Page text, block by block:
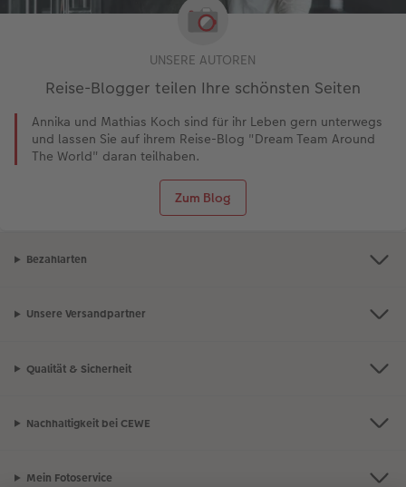
UNSERE AUTOREN
Reise-Blogger teilen Ihre schönsten Seiten
Annika und Mathias Koch sind für ihr Leben gern unterwegs
und lassen Sie auf ihrem Reise-Blog "Dream Team Around
The World" daran teilhaben.
Zum Blog
Bezahlarten
Unsere Versandpartner
Qualität & Sicherheit
Nachhaltigkeit bei CEWE
Mein Fotoservice